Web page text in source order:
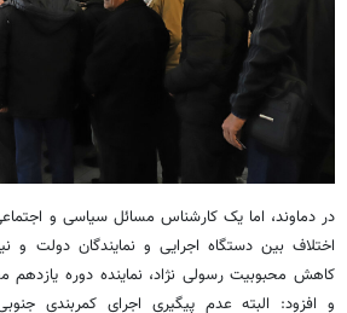
در دماوند، اما یک کارشناس مسائل سیاسی و
اختلاف بین دستگاه اجرایی و نمایندگان دولت و
کاهش محبوبیت رسولی نژاد، نماینده دوره
و افزود: البته عدم پیگیری اجرای کمربندی